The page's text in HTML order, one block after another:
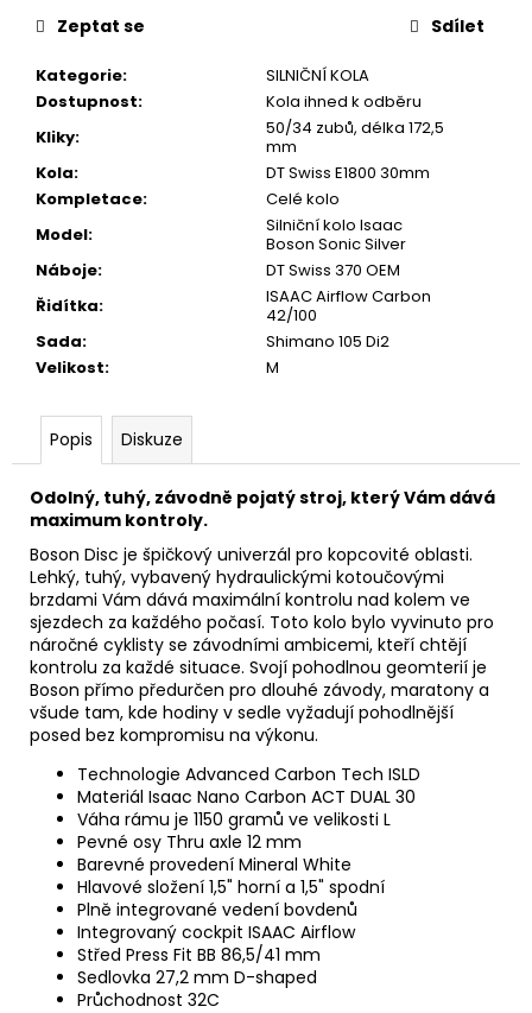
Kategorie:
SILNIČNÍ KOLA
Dostupnost:
Kola ihned k odběru
Kliky:
50/34 zubů, délka 172,5
mm
Kola:
DT Swiss E1800 30mm
Kompletace:
Celé kolo
Model:
Silniční kolo Isaac
Boson Sonic Silver
Náboje:
DT Swiss 370 OEM
Řidítka:
ISAAC Airflow Carbon
42/100
Sada:
Shimano 105 Di2
Velikost: M
Zeptat se Sdílet
Popis Diskuze
Odolný, tuhý, závodně pojatý stroj, který Vám dává
maximum kontroly.
Boson Disc je špičkový univerzál pro kopcovité oblasti.
Lehký, tuhý, vybavený hydraulickými kotoučovými
brzdami Vám dává maximální kontrolu nad kolem ve
sjezdech za každého počasí. Toto kolo bylo vyvinuto pro
náročné cyklisty se závodními ambicemi, kteří chtějí
kontrolu za každé situace. Svojí pohodlnou geomterií je
Boson přímo předurčen pro dlouhé závody, maratony a
všude tam, kde hodiny v sedle vyžadují pohodlnější
posed bez kompromisu na výkonu.
Technologie Advanced Carbon Tech ISLD
Materiál Isaac Nano Carbon ACT DUAL 30
Váha rámu je 1150 gramů ve velikosti L
Pevné osy Thru axle 12 mm
Barevné provedení Mineral White
Hlavové složení 1,5" horní a 1,5" spodní
Plně integrované vedení bovdenů
Integrovaný cockpit ISAAC Airflow
Střed Press Fit BB 86,5/41 mm
Sedlovka 27,2 mm D-shaped
Průchodnost 32C
u
e
m
e
PŘILBA
KASK
MOJITO3
RED
790
Kč